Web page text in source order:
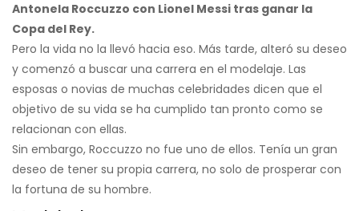
Antonela Roccuzzo con Lionel Messi tras ganar la
Copa del Rey.
Pero la vida no la llevó hacia eso. Más tarde, alteró su deseo
y comenzó a buscar una carrera en el modelaje. Las
esposas o novias de muchas celebridades dicen que el
objetivo de su vida se ha cumplido tan pronto como se
relacionan con ellas.
Sin embargo, Roccuzzo no fue uno de ellos. Tenía un gran
deseo de tener su propia carrera, no solo de prosperar con
la fortuna de su hombre.